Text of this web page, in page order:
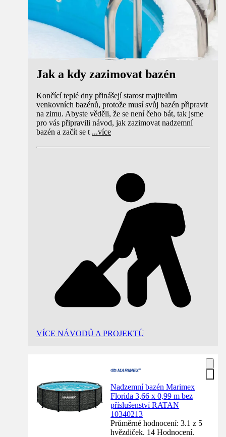
Jak a kdy zazimovat bazén
Končící teplé dny přinášejí starost majitelům
venkovních bazénů, protože musí svůj bazén připravit
na zimu. Abyste věděli, že se není čeho bát, tak jsme
pro vás připravili návod, jak zazimovat nadzemní
bazén a začít se t ...více
VÍCE NÁVODŮ A PROJEKTŮ
Nadzemní bazén Marimex
Florida 3,66 x 0,99 m bez
příslušenství RATAN
10340213
Průměrné hodnocení: 3.1 z 5
hvězdiček. 14 Hodnocení.